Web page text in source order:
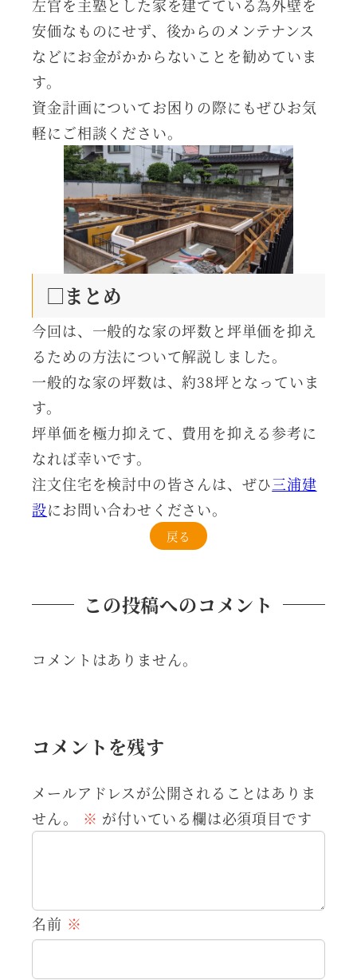
左官を主塾とした家を建てている為外壁を
安価なものにせず、後からのメンテナンス
などにお金がかからないことを勧めていま
す。
資金計画についてお困りの際にもぜひお気
軽にご相談ください。
□まとめ
今回は、一般的な家の坪数と坪単価を抑え
るための方法について解説しました。
一般的な家の坪数は、約38坪となっていま
す。
坪単価を極力抑えて、費用を抑える参考に
なれば幸いです。
注文住宅を検討中の皆さんは、ぜひ三浦建
設にお問い合わせください。
戻る
この投稿へのコメント
コメントはありません。
コメントを残す
メールアドレスが公開されることはありま
せん。
※ が付いている欄は必須項目です
名前 ※